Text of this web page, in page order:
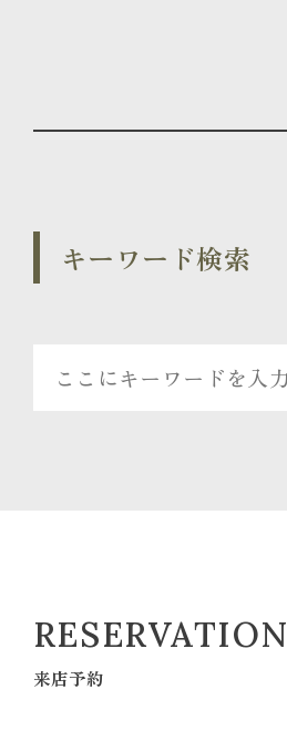
キーワード検索
RESERVATION
来店予約